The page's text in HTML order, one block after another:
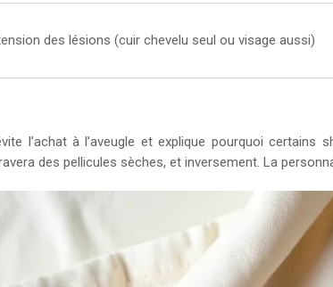
des lésions (cuir chevelu seul ou visage aussi)
l’achat à l’aveugle et explique pourquoi
des pellicules sèches, et inversement. La